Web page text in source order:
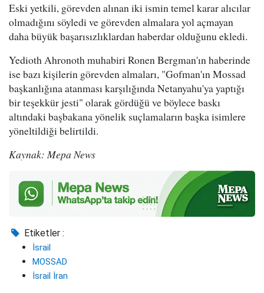
Eski yetkili, görevden alınan iki ismin temel karar alıcılar
olmadığını söyledi ve görevden almalara yol açmayan
daha büyük başarısızlıklardan haberdar olduğunu ekledi.
Yedioth Ahronoth muhabiri Ronen Bergman'ın haberinde
ise bazı kişilerin görevden almaları, "Gofman'ın Mossad
başkanlığına atanması karşılığında Netanyahu'ya yaptığı
bir teşekkür jesti" olarak gördüğü ve böylece baskı
altındaki başbakana yönelik suçlamaların başka isimlere
yöneltildiği belirtildi.
Kaynak: Mepa News
Etiketler :
İsrail
MOSSAD
İsrail İran